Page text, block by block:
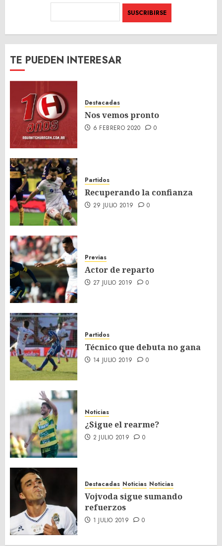
TE PUEDEN INTERESAR
Destacadas
Nos vemos pronto
6 FEBRERO 2020 0
Partidos
Recuperando la confianza
29 JULIO 2019 0
Previas
Actor de reparto
27 JULIO 2019 0
Partidos
Técnico que debuta no gana
14 JULIO 2019 0
Noticias
¿Sigue el rearme?
2 JULIO 2019 0
Destacadas Noticias Noticias
Vojvoda sigue sumando
refuerzos
1 JULIO 2019 0